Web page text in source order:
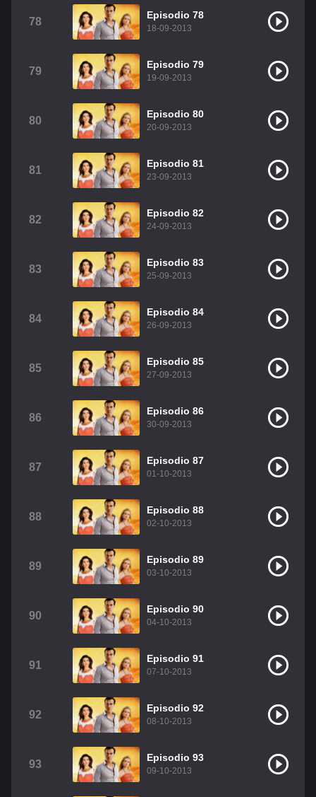
78
Episodio 78
18-09-2013
79
Episodio 79
19-09-2013
80
Episodio 80
20-09-2013
81
Episodio 81
23-09-2013
82
Episodio 82
24-09-2013
83
Episodio 83
25-09-2013
84
Episodio 84
26-09-2013
85
Episodio 85
27-09-2013
86
Episodio 86
30-09-2013
87
Episodio 87
01-10-2013
88
Episodio 88
02-10-2013
89
Episodio 89
03-10-2013
90
Episodio 90
04-10-2013
91
Episodio 91
07-10-2013
92
Episodio 92
08-10-2013
93
Episodio 93
09-10-2013